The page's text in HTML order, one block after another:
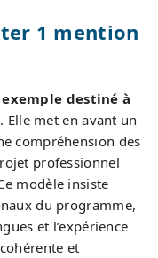
1 mention
destiné à
. Elle met en avant un
compréhension des
professionnel
modèle insiste
du programme,
et l’expérience
et